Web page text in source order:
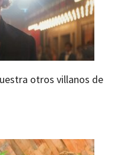
otros villanos de